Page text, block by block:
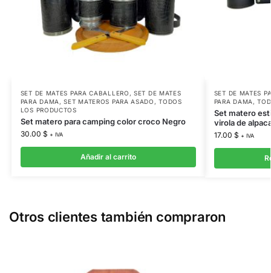
SET DE MATES PARA CABALLERO ,SET DE MATES
PARA DAMA ,SET MATEROS PARA ASADO ,TODOS
LOS PRODUCTOS
Set matero para camping color croco Negro
30.00 $ + IVA
Añadir al carrito
SET DE MATES
PARA DAMA ,
Set matero
virola de
17.00 $ + IVA
Otros clientes también compraron